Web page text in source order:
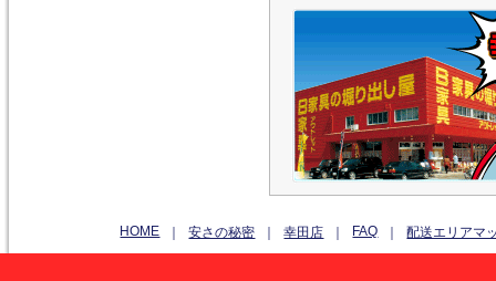
HOME 安さの秘密 幸田店 FAQ 配送エリアマ